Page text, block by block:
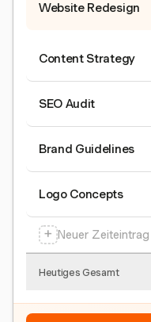
Website Redesign
Content Strategy
SEO Audit
Brand Guidelines
Logo Concepts
+ Neuer Zeiteintrag
Heutiges Gesamt